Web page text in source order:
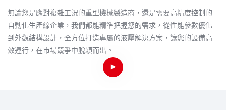
無論您是應對複雜工況的重型機械製造商，還是需要高精度控制的
自動化生產線企業，我們都能精準把握您的需求，從性能參數優化
到外觀結構設計，全方位打造專屬的液壓解決方案，讓您的設備高
效運行，在市場競爭中脫穎而出。